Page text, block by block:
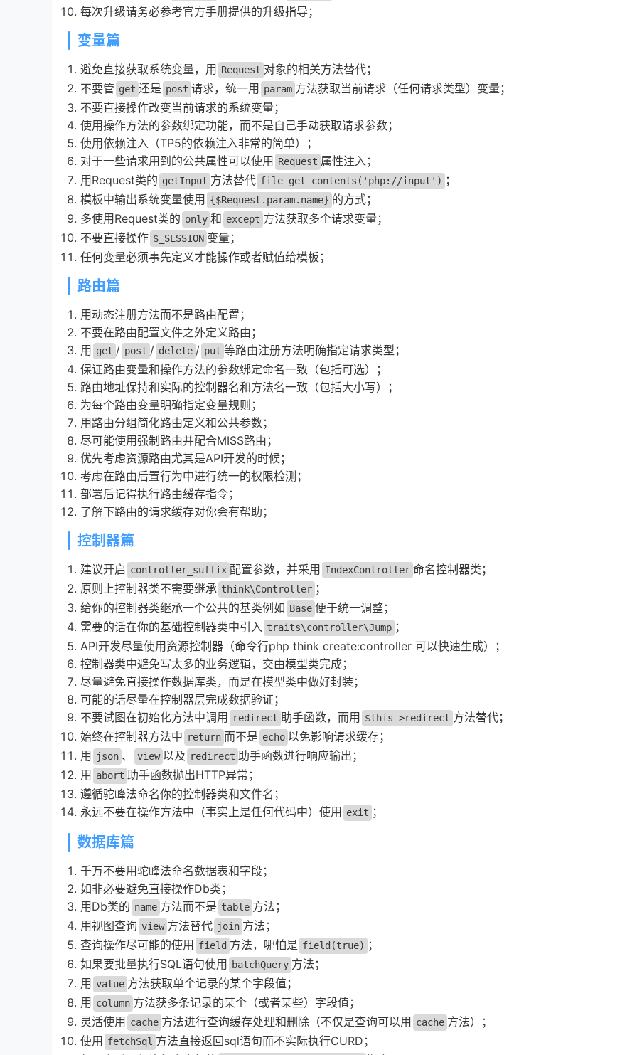
每次升级请务必参考官方手册提供的升级指导；
变量篇
避免直接获取系统变量，用 Request 对象的相关方法替代；
不要管 get 还是 post 请求，统一用 param 方法获取当前请求（任何请求类型）变量；
不要直接操作改变当前请求的系统变量；
使用操作方法的参数绑定功能，而不是自己手动获取请求参数；
使用依赖注入（TP5的依赖注入非常的简单）；
对于一些请求用到的公共属性可以使用
Request 属性注入；
用Request类的 getInput 方法替代 file_get_contents('php://input') ；
模板中输出系统变量使用
{$Request.param.name} 的方式；
多使用Request类的 only 和 except 方法获取多个请求变量；
不要直接操作 $_SESSION 变量；
任何变量必须事先定义才能操作或者赋值给模板；
路由篇
用动态注册方法而不是路由配置；
不要在路由配置文件之外定义路由；
用
get / post / delete / put 等路由注册方法明确指定请求类型；
保证路由变量和操作方法的参数绑定命名一致（包括可选）；
路由地址保持和实际的控制器名和方法名一致（包括大小写）；
为每个路由变量明确指定变量规则；
用路由分组简化路由定义和公共参数；
尽可能使用强制路由并配合MISS路由；
优先考虑资源路由尤其是API开发的时候；
考虑在路由后置行为中进行统一的权限检测；
部署后记得执行路由缓存指令；
了解下路由的请求缓存对你会有帮助；
控制器篇
建议开启 controller_suffix 配置参数，并采用 IndexController 命名控制器类；
原则上控制器类不需要继承 think\Controller ；
给你的控制器类继承一个公共的基类例如 Base 便于统一调整；
需要的话在你的基础控制器类中引入 traits\controller\Jump ；
API开发尽量使用资源控制器（命令行php think create:controller 可以快速生成）；
控制器类中避免写太多的业务逻辑，交由模型类完成；
尽量避免直接操作数据库类，而是在模型类中做好封装；
可能的话尽量在控制器层完成数据验证；
不要试图在初始化方法中调用
redirect 助手函数，而用 $this->redirect 方法替代；
始终在控制器方法中 return 而不是 echo 以免影响请求缓存；
用
json 、 view 以及 redirect 助手函数进行响应输出；
用
abort 助手函数抛出HTTP异常；
遵循驼峰法命名你的控制器类和文件名；
永远不要在操作方法中（事实上是任何代码中）使用
exit ；
数据库篇
千万不要用驼峰法命名数据表和字段；
如非必要避免直接操作Db类；
用Db类的 name 方法而不是 table 方法；
用视图查询 view 方法替代 join 方法；
查询操作尽可能的使用
field 方法，哪怕是 field(true) ；
如果要批量执行SQL语句使用
batchQuery 方法；
用 value 方法获取单个记录的某个字段值；
用
column 方法获多条记录的某个（或者某些）字段值；
灵活使用
cache 方法进行查询缓存处理和删除（不仅是查询可以用 cache 方法）；
使用
fetchSql 方法直接返回sql语句而不实际执行CURD；